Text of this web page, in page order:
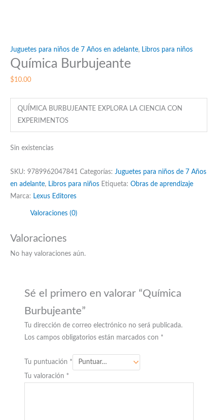
Juguetes para niños de 7 Años en adelante, Libros para niños
Química Burbujeante
$10.00
QUÍMICA BURBUJEANTE EXPLORA LA CIENCIA CON
EXPERIMENTOS
Sin existencias
SKU:9789962047841 Categorías:Juguetes para niños de 7 Años
en adelante, Libros para niños Etiqueta:Obras de aprendizaje
Marca: Lexus Editores
Valoraciones (0)
Valoraciones
No hay valoraciones aún.
Sé el primero en valorar “Química
Burbujeante”
Tu dirección de correo electrónico no será publicada.
Los campos obligatorios están marcados con *
Tu puntuación *
Tu valoración *